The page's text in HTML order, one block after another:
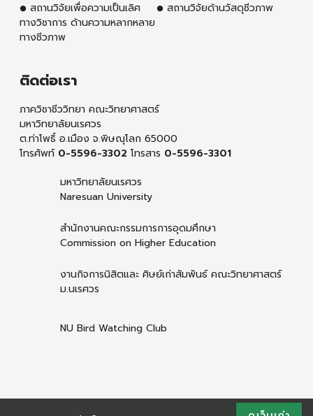
สถานวิจัยเพื่อความเป็นเลิศ
ทางวิชาการ ด้านความหลากหลาย
ทางชีวภาพ
สถานวิจัยด้านวัสดุชีวภาพ
ติดต่อเรา
ภาควิชาชีววิทยา คณะวิทยาศาสตร์
มหาวิทยาลัยนเรศวร
ต.ท่าโพธิ์ อ.เมือง จ.พิษณุโลก 65000
โทรศัพท์ 0-5596-3302 โทรสาร 0-5596-3301
มหาวิทยาลัยนเรศวร
Naresuan University
สำนักงานคณะกรรมการการอุดมศึกษา
Commission on Higher Education
งานกิจการนิสิตและ ศิษย์เก่าสัมพันธ์ คณะวิทยาศาสตร์
ม.นเรศวร
NU Bird Watching Club